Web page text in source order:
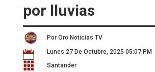
por lluvias
Por Oro Noticias TV
 Lunes 27 De Octubre, 2025 05:07 PM
 Santander